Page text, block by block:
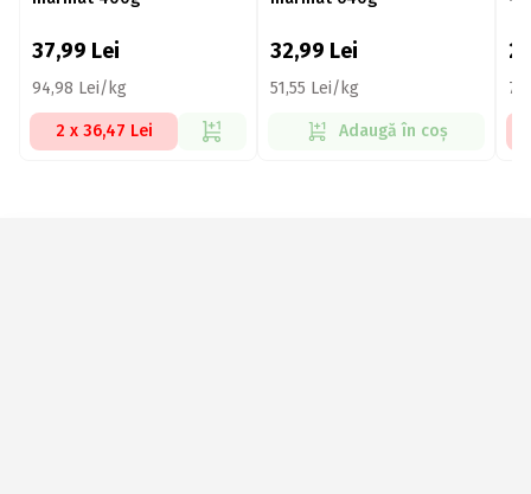
37,99 Lei
94,98 Lei/kg
2 x 36,47 Lei
32,99 Lei
51,55 Lei/kg
Adaugă în coș